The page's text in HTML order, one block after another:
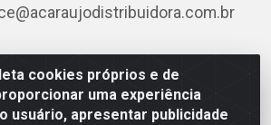
cookies próprios e de
uma experiência
usuário, apresentar publicidade
- Rua Carneiro de Campos, 42 -
Rio de Janeiro/RJ - CEP 20.920-410 -